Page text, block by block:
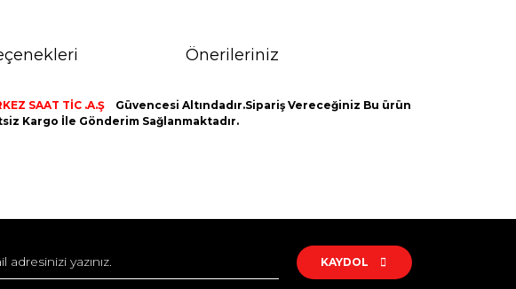
Önerileriniz
SAAT TİC .A.Ş
Güvencesi Altındadır.Sipariş Vereceğiniz Bu ürün
Kargo İle Gönderim Sağlanmaktadır.
KAYDOL